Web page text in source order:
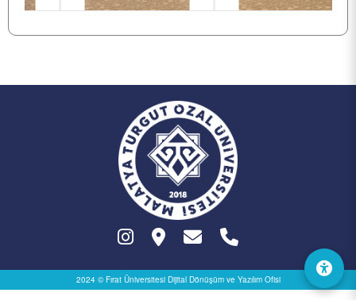
2024 © Fırat Üniversitesi Dijital Dönüşüm ve Yazılım Ofisi